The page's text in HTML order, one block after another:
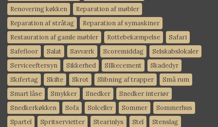
Renovering køkken
Reparation af møbler
Reparation af stråtag
Reparation af symaskiner
Restauration af gamle møbler
Rottebekæmpelse
Safari
Safefloor
Salat Savværk Scoremiddag
Selskabslokaler
Serviceeftersyn
Sikkerhed SIlkecement
Skadedyr
Skifertag
Skilte Skrot Slibning af trapper
Små rum
Smart låse
Smykker Snedker
Snedker interiør
Snedkerkøkken
Sofa Solceller Sommer
Sommerhus
Spartel
Spritservietter Stearinlys Stel
Stenslag